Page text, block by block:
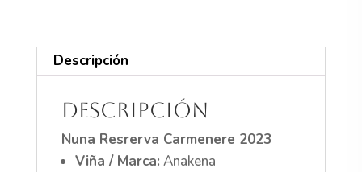
Descripción
Descripción
Nuna Resrerva Carmenere 2023
Viña / Marca: Anakena